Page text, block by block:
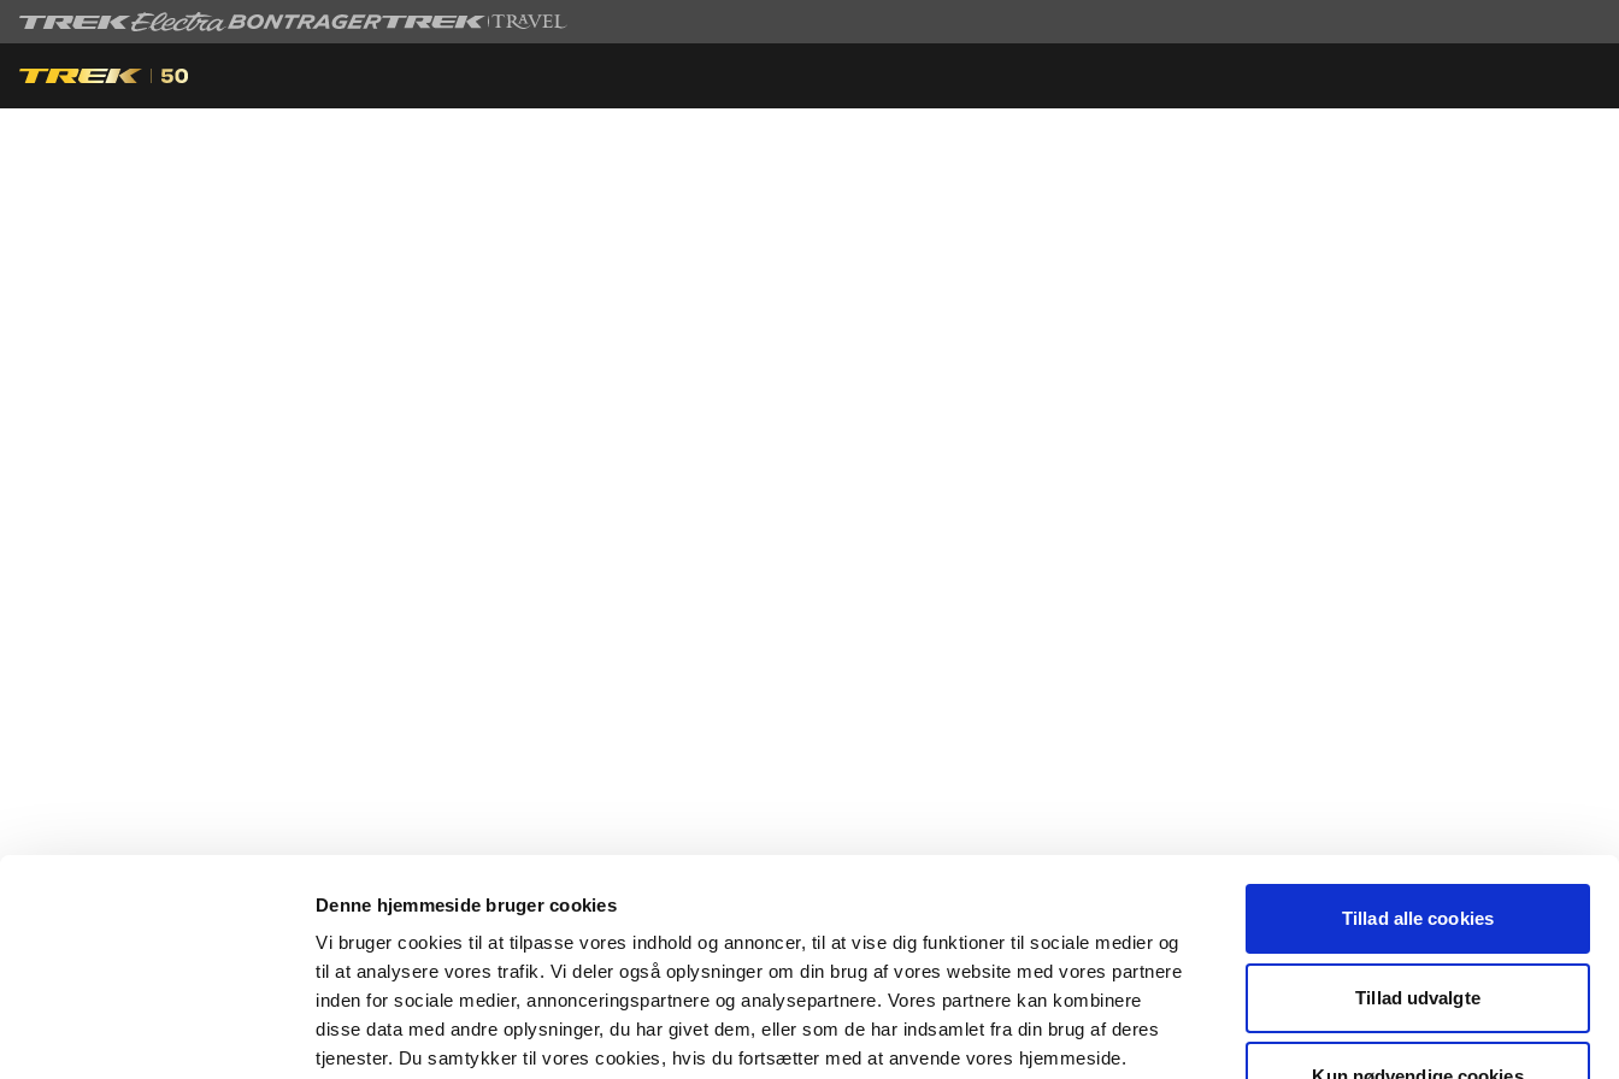
Denne hjemmeside bruger cookies
Vi bruger cookies til at tilpasse vores indhold og annoncer, til at vise dig funktioner til sociale medier og
til at analysere vores trafik. Vi deler også oplysninger om din brug af vores website med vores partnere
inden for sociale medier, annonceringspartnere og analysepartnere. Vores partnere kan kombinere
disse data med andre oplysninger, du har givet dem, eller som de har indsamlet fra din brug af deres
tjenester. Du samtykker til vores cookies, hvis du fortsætter med at anvende vores hjemmeside.
Tillad alle cookies
Tillad udvalgte